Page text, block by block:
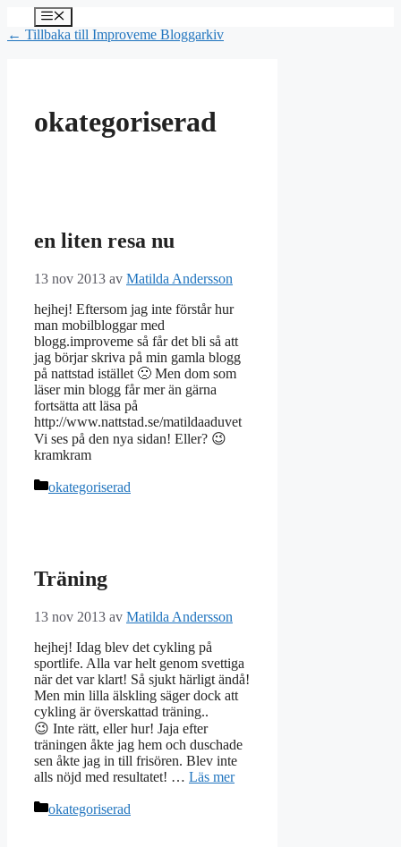
Hoppa
innehåll
Meny
← Tillbaka till Improveme Bloggarkiv
okategoriserad
en liten resa nu
13 nov 2013 av Matilda Andersson
hejhej! Eftersom jag inte förstår hur
man mobilbloggar med
blogg.improveme så får det bli så att
jag börjar skriva på min gamla blogg
på nattstad istället 🙁 Men dom som
läser min blogg får mer än gärna
fortsätta att läsa på
http://www.nattstad.se/matildaaduvet
Vi ses på den nya sidan! Eller? 😉
kramkram
Kategorier
okategoriserad
Träning
13 nov 2013 av Matilda Andersson
hejhej! Idag blev det cykling på
sportlife. Alla var helt genom svettiga
när det var klart! Så sjukt härligt ändå!
Men min lilla älskling säger dock att
cykling är överskattad träning..
😉 Inte rätt, eller hur! Jaja efter
träningen åkte jag hem och duschade
sen åkte jag in till frisören. Blev inte
alls nöjd med resultatet! … Läs mer
Kategorier
okategoriserad